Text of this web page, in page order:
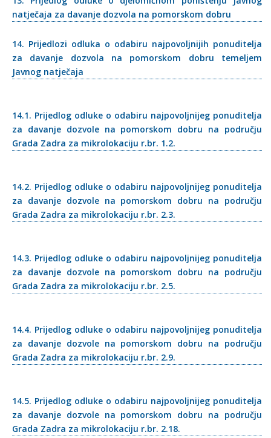
natječaja za davanje dozvola na pomorskom dobru
14. Prijedlozi odluka o odabiru najpovoljnijih ponuditelja
za davanje dozvola na pomorskom dobru temeljem
Javnog natječaja
14.1. Prijedlog odluke o odabiru najpovoljnijeg ponuditelja
za davanje dozvole na pomorskom dobru na području
Grada Zadra za mikrolokaciju r.br. 1.2.
14.2. Prijedlog odluke o odabiru najpovoljnijeg ponuditelja
za davanje dozvole na pomorskom dobru na području
Grada Zadra za mikrolokaciju r.br. 2.3.
14.3. Prijedlog odluke o odabiru najpovoljnijeg ponuditelja
za davanje dozvole na pomorskom dobru na području
Grada Zadra za mikrolokaciju r.br. 2.5.
14.4. Prijedlog odluke o odabiru najpovoljnijeg ponuditelja
za davanje dozvole na pomorskom dobru na području
Grada Zadra za mikrolokaciju r.br. 2.9.
14.5. Prijedlog odluke o odabiru najpovoljnijeg ponuditelja
za davanje dozvole na pomorskom dobru na području
Grada Zadra za mikrolokaciju r.br. 2.18.